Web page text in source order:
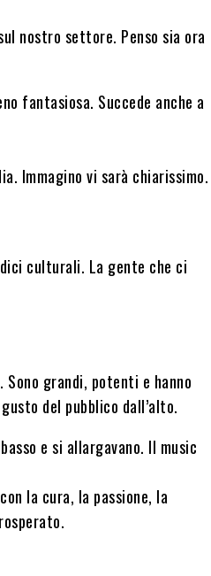
nostro settore. Penso sia ora
fantasiosa. Succede anche a
Immagino vi sarà chiarissimo.
culturali. La gente che ci
grandi, potenti e hanno
del pubblico dall’alto.
e si allargavano. Il music
la cura, la passione, la